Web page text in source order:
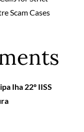
Scam Cases
Iha 22º IISS